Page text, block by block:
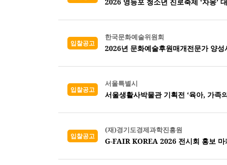
입찰공고
한국문화예술위원회
2026년 문화예술후원매개전문가 양성
입찰공고
서울특별시
서울생활사박물관 기획전 ‘육아, 가족
입찰공고
(재)경기도경제과학진흥원
G-FAIR KOREA 2026 전시회 홍보 마